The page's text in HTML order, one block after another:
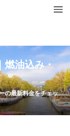
燃油込み・
の最新料金をチェッ